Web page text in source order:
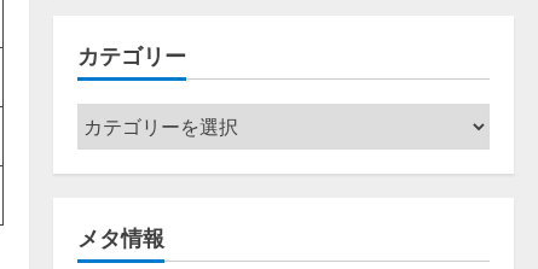
ブ
カテゴリー
カ
テ
ゴ
ー
メタ情報